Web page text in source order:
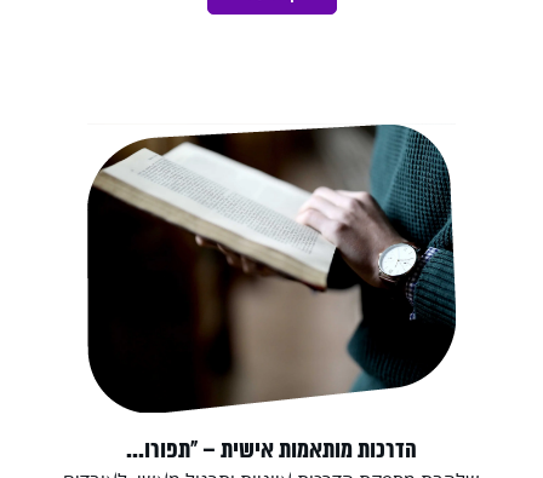
הדרכות מותאמות אישית – "תפורו...